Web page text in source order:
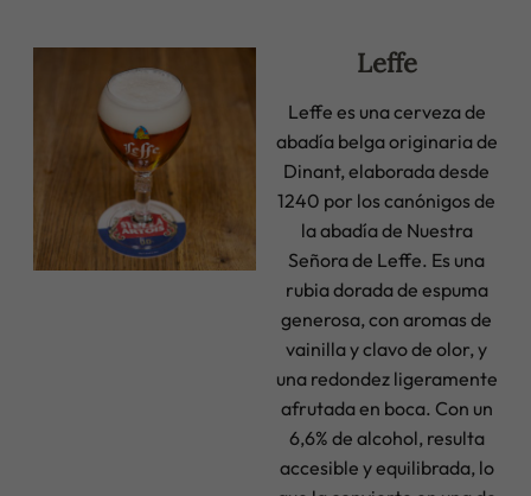
Leffe
Leffe es una cerveza de
abadía belga originaria de
Dinant, elaborada desde
1240 por los canónigos de
la abadía de Nuestra
Señora de Leffe. Es una
rubia dorada de espuma
generosa, con aromas de
vainilla y clavo de olor, y
una redondez ligeramente
afrutada en boca. Con un
6,6% de alcohol, resulta
accesible y equilibrada, lo